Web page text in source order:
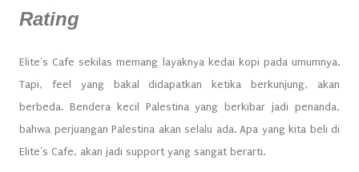
Rating
Elite's Cafe sekilas memang layaknya kedai kopi pada umumnya.
Tapi, feel yang bakal didapatkan ketika berkunjung, akan
berbeda. Bendera kecil Palestina yang berkibar jadi penanda,
bahwa perjuangan Palestina akan selalu ada. Apa yang kita beli di
Elite's Cafe, akan jadi support yang sangat berarti.